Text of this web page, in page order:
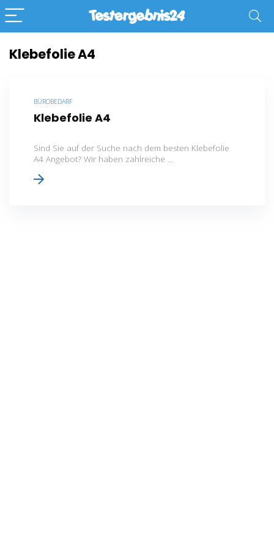
Klebefolie A4
BÜROBEDARF
Klebefolie A4
Sind Sie auf der Suche nach dem besten Klebefolie
A4 Angebot? Wir haben zahlreiche ...